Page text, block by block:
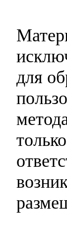
для